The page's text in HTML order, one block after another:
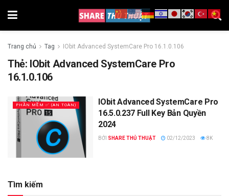
Trang chủ Tag IObit Advanced SystemCare Pro 16.1.0.106
Thẻ: IObit Advanced SystemCare Pro
16.1.0.106
PHẦN MỀM ✅ (AN TOÀN)
IObit Advanced SystemCare Pro
16.5.0.237 Full Key Bản Quyền
2024
BỞI SHARE THỦ THUẬT 02/12/2023 8K
Tìm kiếm